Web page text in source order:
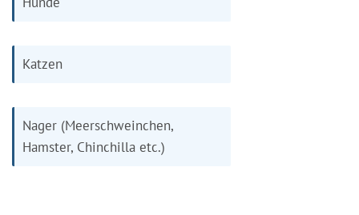
Katzen
Nager (Meerschweinchen,
Hamster, Chinchilla etc.)